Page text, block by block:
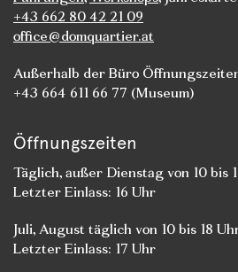
+43 662 80 42 21 09
office@domquartier.at
Außerhalb der Büro
+43 664 611 66 77 (Museum)
Öffnungszeiten
Täglich, außer Dienstag von 10 bis
Letzter Einlass: 16 Uhr
Juli, August täglich von 10 bis 18
Letzter Einlass: 17 Uhr